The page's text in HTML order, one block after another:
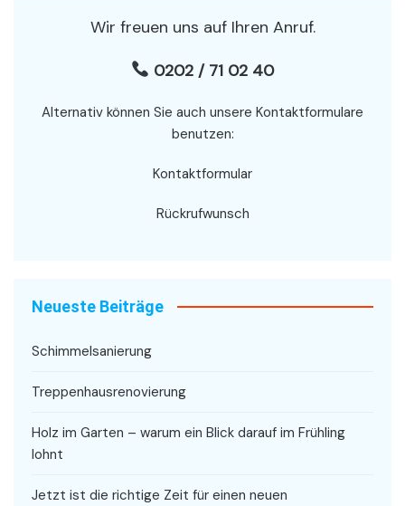
Wir freuen uns auf Ihren Anruf.
0202 / 71 02 40
Alternativ können Sie auch unsere Kontaktformulare
benutzen:
Kontaktformular
Rückrufwunsch
Neueste Beiträge
Schimmelsanierung
Treppenhausrenovierung
Holz im Garten – warum ein Blick darauf im Frühling
lohnt
Jetzt ist die richtige Zeit für einen neuen